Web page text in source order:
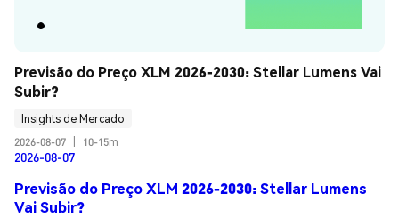
Previsão do Preço XLM 2026-2030: Stellar Lumens Vai
Subir?
Insights de Mercado
2026-08-07
10-15m
2026-08-07
Previsão do Preço XLM 2026-2030: Stellar Lumens
Vai Subir?